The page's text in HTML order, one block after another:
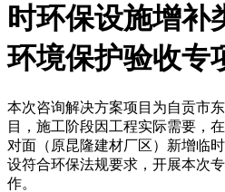
时环保设施增补
环境保护验收专
本次咨询解决方案项目为自贡市
目，施工阶段因工程实际需要，
对面（原昆隆建材厂区）新增临
设符合环保法规要求，开展本次
作。